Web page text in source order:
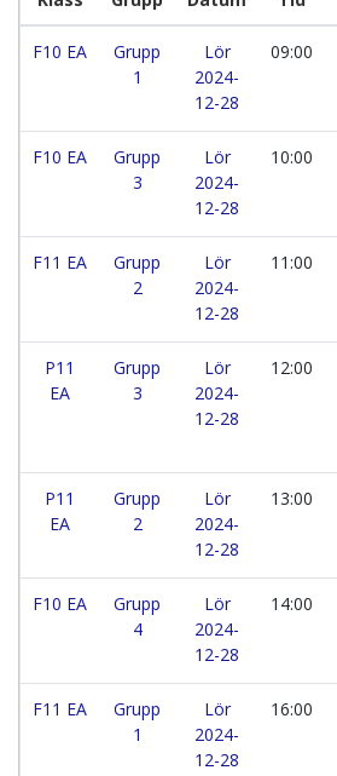
F10 EA
Grupp
1
Lör
2024-
12-28
09:00
F10 EA
Grupp
3
Lör
2024-
12-28
10:00
F11 EA
Grupp
2
Lör
2024-
12-28
11:00
P11
EA
Grupp
3
Lör
2024-
12-28
12:00
P11
EA
Grupp
2
Lör
2024-
12-28
13:00
F10 EA
Grupp
4
Lör
2024-
12-28
14:00
F11 EA
Grupp
1
Lör
2024-
12-28
16:00